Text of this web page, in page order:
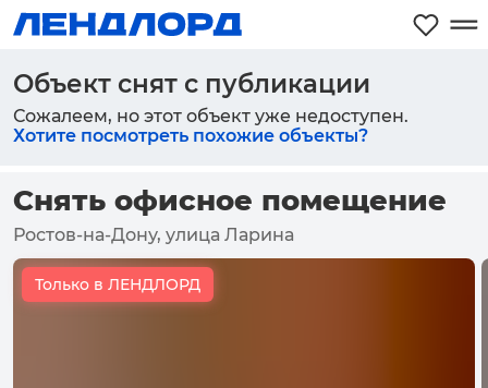
Объект снят с публикации
Сожалеем, но этот объект уже недоступен.
Хотите посмотреть похожие объекты?
Снять офисное помещение
Ростов-на-Дону, улица Ларина
Только в ЛЕНДЛОРД